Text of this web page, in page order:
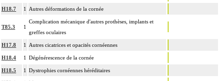
H18.7 1 Autres déformations de la cornée
T85.3 1
Complication mécanique d'autres prothèses, implants et
greffes oculaires
H17.8 1 Autres cicatrices et opacités cornéennes
H18.4 1 Dégénérescence de la cornée
H18.5 1 Dystrophies cornéennes héréditaires